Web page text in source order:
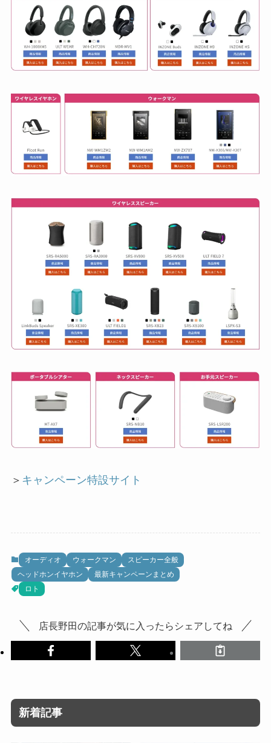
＞ キャンペーン特設サイト
オーディオ ウォークマン
スピーカー全般
ヘッドホンイヤホン
最新キャンペーンまとめ
ロト
店長野田の記事が気に入ったらシェアしてね
新着記事